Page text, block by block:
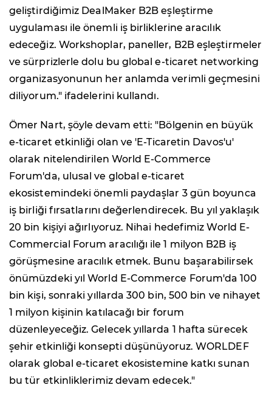
geliştirdiğimiz DealMaker B2B eşleştirme
uygulaması ile önemli iş birliklerine aracılık
edeceğiz. Workshoplar, paneller, B2B eşleştirmeler
ve sürprizlerle dolu bu global e-ticaret networking
organizasyonunun her anlamda verimli geçmesini
diliyorum." ifadelerini kullandı.
Ömer Nart, şöyle devam etti: "Bölgenin en büyük
e-ticaret etkinliği olan ve 'E-Ticaretin Davos'u'
olarak nitelendirilen World E-Commerce
Forum'da, ulusal ve global e-ticaret
ekosistemindeki önemli paydaşlar 3 gün boyunca
iş birliği fırsatlarını değerlendirecek. Bu yıl yaklaşık
20 bin kişiyi ağırlıyoruz. Nihai hedefimiz World E-
Commercial Forum aracılığı ile 1 milyon B2B iş
görüşmesine aracılık etmek. Bunu başarabilirsek
önümüzdeki yıl World E-Commerce Forum'da 100
bin kişi, sonraki yıllarda 300 bin, 500 bin ve nihayet
1 milyon kişinin katılacağı bir forum
düzenleyeceğiz. Gelecek yıllarda 1 hafta sürecek
şehir etkinliği konsepti düşünüyoruz. WORLDEF
olarak global e-ticaret ekosistemine katkı sunan
bu tür etkinliklerimiz devam edecek."